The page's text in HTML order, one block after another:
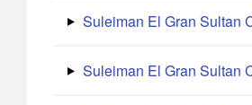
Suleiman El Gran Sultan
Suleiman El Gran Sultan